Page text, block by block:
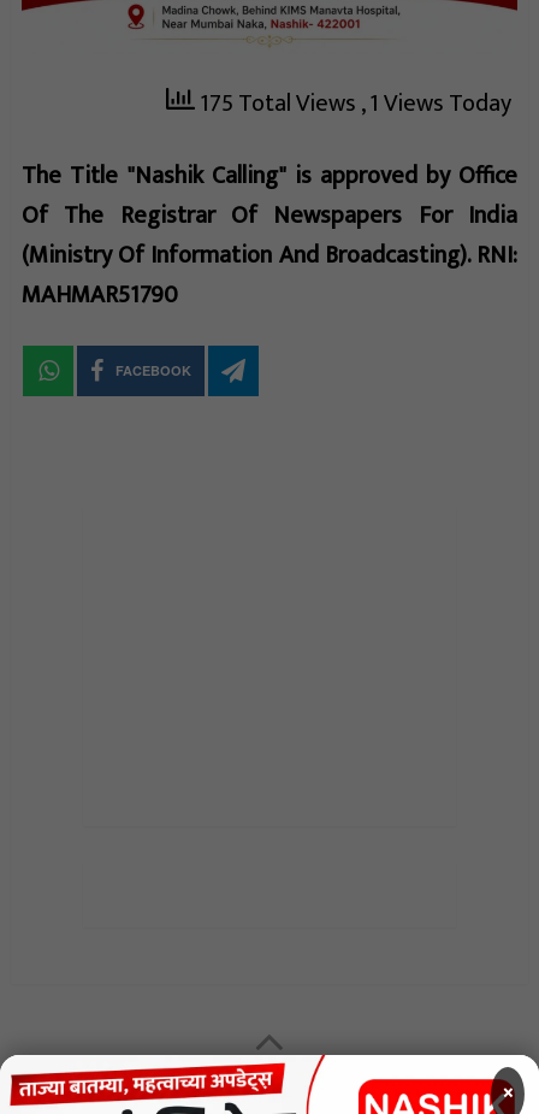
175 Total Views, 1 Views Today
The Title "Nashik Calling" is approved by Office
Of The Registrar Of Newspapers For India
(Ministry Of Information And Broadcasting). RNI:
MAHMAR51790
FACEBOOK
MENU ×